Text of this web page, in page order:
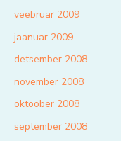
veebruar 2009
jaanuar 2009
detsember 2008
november 2008
oktoober 2008
september 2008